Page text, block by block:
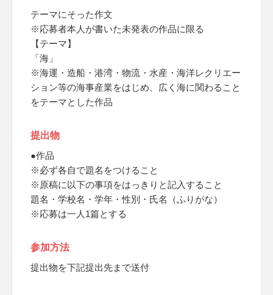
テーマにそった作文
※応募者本人が書いた未発表の作品に限る
【テーマ】
「海」
※海運・造船・港湾・物流・水産・海洋レクリエー
ション等の海事産業をはじめ、広く海に関わること
をテーマとした作品
提出物
●作品
※必ず各自で題名をつけること
※原稿に以下の事項をはっきりと記入すること
題名・学校名・学年・性別・氏名（ふりがな）
※応募は一人1篇とする
参加方法
提出物を下記提出先まで送付